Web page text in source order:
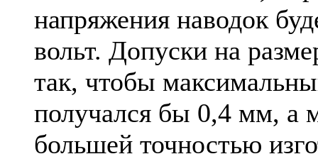
напряжения наводок
вольт. Допуски на
так, чтобы
получался бы 0,4 мм,
большей точностью